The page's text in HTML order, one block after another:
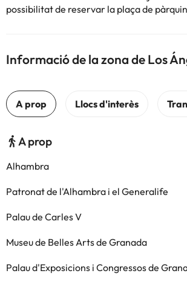
possibilitat de reservar la plaça de
Informació de la zona de Los
A prop
Alhambra
Patronat de l'Alhambra i el Generalife
Palau de Carles V
Museu de Belles Arts de Granada
Palau d'Exposicions i Congressos de